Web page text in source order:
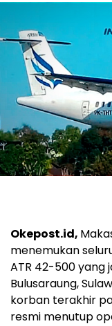
Okepost.id,
menemukan
ATR 42-500 yang
Bulusaraung,
korban terakhir
resmi menutup